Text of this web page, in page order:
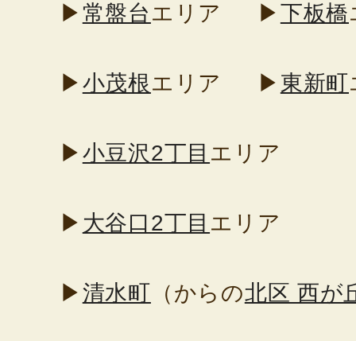
▶ 常盤台エリア ▶下板橋
▶小茂根エリア ▶ 東新町
▶小豆沢2丁目 エリア
▶ 大谷口2丁目 エリア
▶清水町 （からの北区 西が